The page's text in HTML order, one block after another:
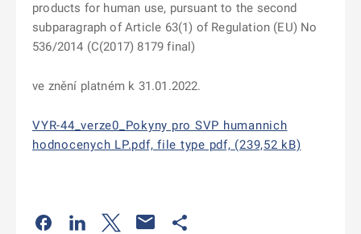
products for human use, pursuant to the second
subparagraph of Article 63(1) of Regulation (EU) No
536/2014 (C(2017) 8179 final)
ve znění platném k 31.01.2022.
VYR-44_verze0_Pokyny pro SVP humannich
hodnocenych LP.pdf, file type pdf, (239,52 kB)
Odkaz se otevře na nové kartě
Odkaz se otevře na nové kartě
Odkaz se otevře na nové kartě